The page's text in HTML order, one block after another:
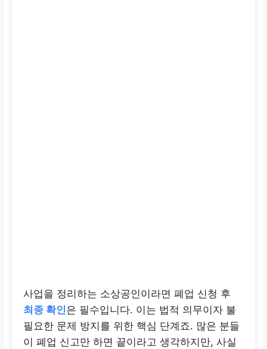
사업을 정리하는 소상공인이라면 폐업 신청 후
최종 확인은 필수입니다. 이는 법적 의무이자 불
필요한 문제 방지를 위한 핵심 단계죠. 많은 분들
이 폐업 신고만 하면 끝이라고 생각하지만, 사실